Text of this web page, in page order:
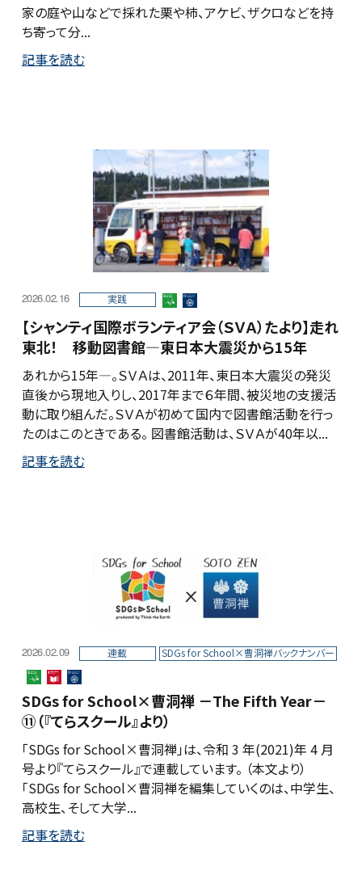
家の庭や山などで採れた栗や柿、アケビ、ザクロなどを持
ち寄って分...
記事を読む
2026.02.16 実践
【シャンティ国際ボランティア会（ＳＶＡ）たより】走れ
東北！ 移動図書館―東日本大震災から15年
あれから15年―。ＳＶＡは、2011年、東日本大震災の発災
直後から現地入りし、2017年まで６年間、被災地の支援活
動に取り組んだ。ＳＶＡが初めて国内で図書館活動を行っ
たのはこのときである。 図書館活動は、ＳＶＡが40年以...
記事を読む
2026.02.09 連載 SDGs for School×曹洞禅バックナンバー
SDGs for School×曹洞禅 －The Fifth Year－
⑪（『てらスクール』より）
「SDGs for School×曹洞禅」は、令和 3 年(2021)年 4 月
号より『てらスクール』で連載しています。 （本文より）
「SDGs for School×曹洞禅を編集していくのは、中学生、
高校生、そして大学...
記事を読む